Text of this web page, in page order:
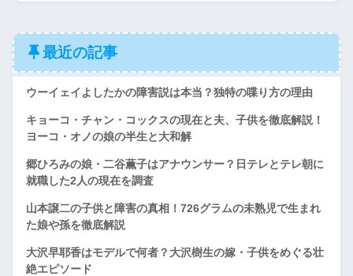
最近の記事
ウーイェイよしたかの障害説は本当？独特の喋り方の理由
キョーコ・チャン・コックスの現在と夫、子供を徹底解説！
ヨーコ・オノの娘の半生と大和解
郷ひろみの娘・二谷薫子はアナウンサー？日テレとテレ朝に
就職した2人の現在を調査
山本譲二の子供と障害の真相！726グラムの未熟児で生まれ
た娘や孫を徹底解説
大沢早耶香はモデルで何者？大沢樹生の嫁・子供をめぐる壮
絶エピソード